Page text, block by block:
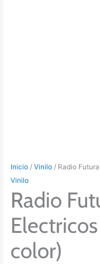
Inicio /Vinilo / Radio
Vinilo
Radio
color)